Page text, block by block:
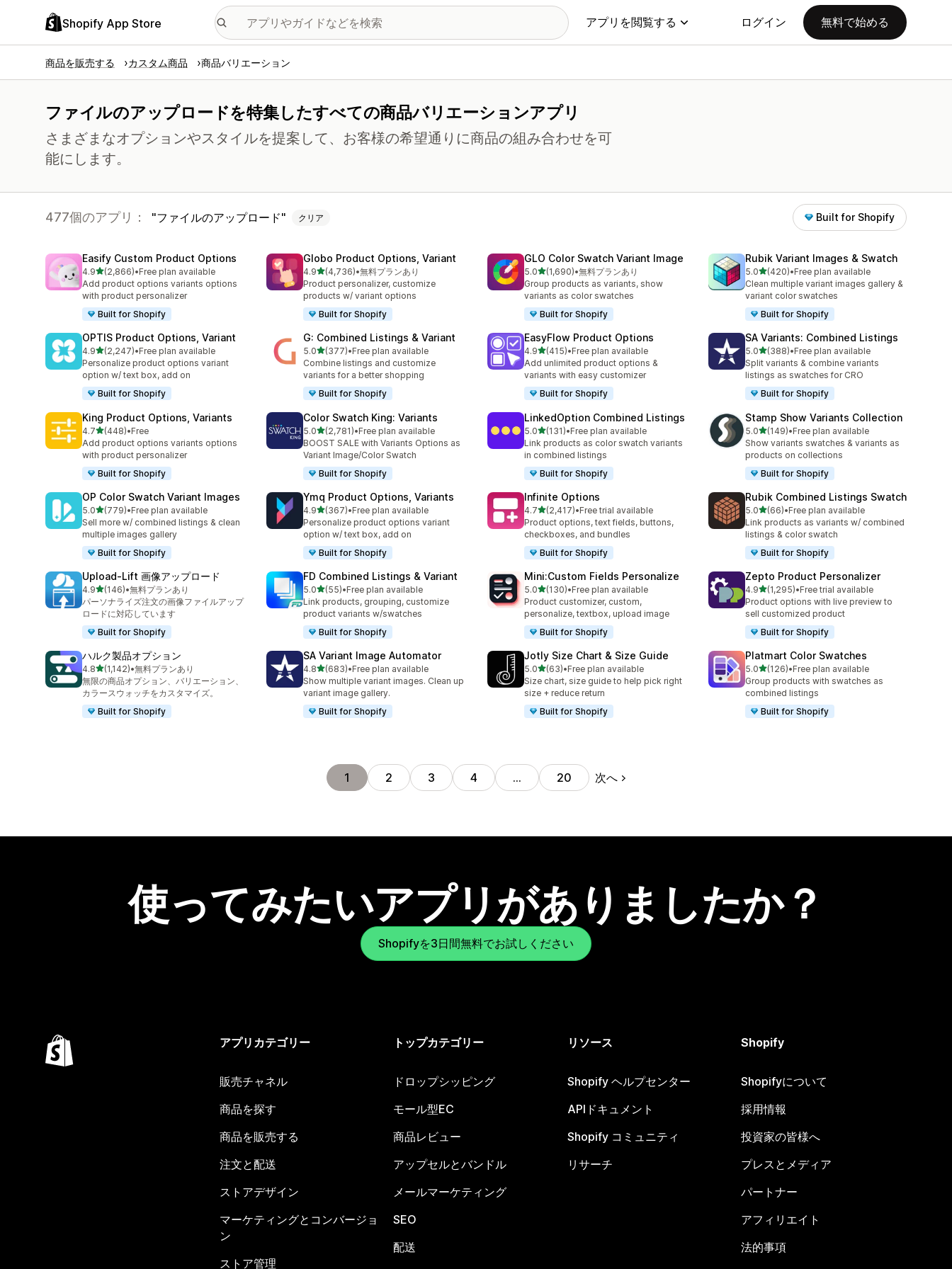
Shopify App Store アプリを閲覧する ログイン 無料で始める
商品を販売する カスタム商品 商品バリエーション
ファイルのアップロードを特集したすべての商品バリエーションアプリ
さまざまなオプションやスタイルを提案して、お客様の希望通りに商品の組み合わせを可
能にします。
477個のアプリ： ファイルのアップロード クリア Built for Shopify
Easify Custom Product Options
4.95つ星中
(2,866)
合計レビュー数：2866件
•Free plan available
Add product options variants options
with product personalizer
Built for Shopify
Globo Product Options, Variant
4.95つ星中
(4,736)
合計レビュー数：4736件
•無料プランあり
Product personalizer, customize
products w/ variant options
Built for Shopify
GLO Color Swatch Variant Image
5.05つ星中
(1,690)
合計レビュー数：1690件
•無料プランあり
Group products as variants, show
variants as color swatches
Built for Shopify
Rubik Variant Images & Swatch
5.05つ星中
(420)
合計レビュー数：420件
•Free plan available
Clean multiple variant images gallery &
variant color swatches
Built for Shopify
OPTIS Product Options, Variant
4.95つ星中
(2,247)
合計レビュー数：2247件
•Free plan available
Personalize product options variant
option w/ text box, add on
Built for Shopify
G: Combined Listings & Variant
5.05つ星中
(377)
合計レビュー数：377件
•Free plan available
Combine listings and customize
variants for a better shopping
Built for Shopify
EasyFlow Product Options
4.95つ星中
(415)
合計レビュー数：415件
•Free plan available
Add unlimited product options &
variants with easy customizer
Built for Shopify
SA Variants: Combined Listings
5.05つ星中
(388)
合計レビュー数：388件
•Free plan available
Split variants & combine variants
listings as swatches for CRO
Built for Shopify
King Product Options, Variants
4.75つ星中
(448)
合計レビュー数：448件
•Free
Add product options variants options
with product personalizer
Built for Shopify
Color Swatch King: Variants
5.05つ星中
(2,781)
合計レビュー数：2781件
•Free plan available
BOOST SALE with Variants Options as
Variant Image/Color Swatch
Built for Shopify
LinkedOption Combined Listings
5.05つ星中
(131)
合計レビュー数：131件
•Free plan available
Link products as color swatch variants
in combined listings
Built for Shopify
Stamp Show Variants Collection
5.05つ星中
(149)
合計レビュー数：149件
•Free plan available
Show variants swatches & variants as
products on collections
Built for Shopify
OP Color Swatch Variant Images
5.05つ星中
(779)
合計レビュー数：779件
•Free plan available
Sell more w/ combined listings & clean
multiple images gallery
Built for Shopify
Ymq Product Options, Variants
4.95つ星中
(367)
合計レビュー数：367件
•Free plan available
Personalize product options variant
option w/ text box, add on
Built for Shopify
Infinite Options
4.75つ星中
(2,417)
合計レビュー数：2417件
•Free trial available
Product options, text fields, buttons,
checkboxes, and bundles
Built for Shopify
Rubik Combined Listings Swatch
5.05つ星中
(66)
合計レビュー数：66件
•Free plan available
Link products as variants w/ combined
listings & color swatch
Built for Shopify
Upload‑Lift 画像アップロード
4.95つ星中
(146)
合計レビュー数：146件
•無料プランあり
パーソナライズ注文の画像ファイルアップ
ロードに対応しています
Built for Shopify
FD Combined Listings & Variant
5.05つ星中
(55)
合計レビュー数：55件
•Free plan available
Link products, grouping, customize
product variants w/swatches
Built for Shopify
Mini:Custom Fields Personalize
5.05つ星中
(130)
合計レビュー数：130件
•Free plan available
Product customizer, custom,
personalize, textbox, upload image
Built for Shopify
Zepto Product Personalizer
4.95つ星中
(1,295)
合計レビュー数：1295件
•Free trial available
Product options with live preview to
sell customized product
Built for Shopify
ハルク製品オプション
4.85つ星中
(1,142)
合計レビュー数：1142件
•無料プランあり
無限の商品オプション、バリエーション、
カラースウォッチをカスタマイズ。
Built for Shopify
SA Variant Image Automator
4.85つ星中
(683)
合計レビュー数：683件
•Free plan available
Show multiple variant images. Clean up
variant image gallery.
Built for Shopify
Jotly Size Chart & Size Guide
5.05つ星中
(63)
合計レビュー数：63件
•Free plan available
Size chart, size guide to help pick right
size + reduce return
Built for Shopify
Platmart Color Swatches
5.05つ星中
(126)
合計レビュー数：126件
•Free plan available
Group products with swatches as
combined listings
Built for Shopify
1 2 3 4 … 20 次へ
使ってみたいアプリがありましたか？
Shopifyを3日間無料でお試しください
アプリカテゴリー
販売チャネル
商品を探す
商品を販売する
注文と配送
ストアデザイン
マーケティングとコンバージョ
ン
ストア管理
トップカテゴリー
ドロップシッピング
モール型EC
商品レビュー
アップセルとバンドル
メールマーケティング
SEO
配送
リソース
Shopify ヘルプセンター
APIドキュメント
Shopify コミュニティ
リサーチ
Shopify
Shopifyについて
採用情報
投資家の皆様へ
プレスとメディア
パートナー
アフィリエイト
法的事項